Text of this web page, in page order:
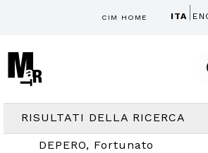
CIM HOME ITA
RISULTATI DELLA RICERCA
DEPERO, Fortunato